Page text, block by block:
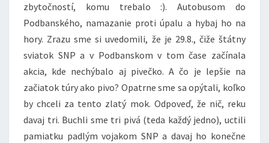
zbytočností, komu trebalo :). Autobusom do
Podbanského, namazanie proti úpalu a hybaj ho na
hory. Zrazu sme si uvedomili, že je 29.8., čiže štátny
sviatok SNP a v Podbanskom v tom čase začínala
akcia, kde nechýbalo aj pivečko. A čo je lepšie na
začiatok túry ako pivo? Opatrne sme sa opýtali, koľko
by chceli za tento zlatý mok. Odpoveď, že nič, reku
davaj tri. Buchli sme tri pivá (teda každý jedno), uctili
pamiatku padlým vojakom SNP a davaj ho konečne